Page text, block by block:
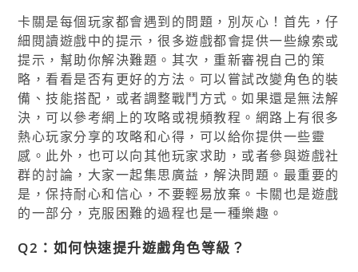
卡關是每個玩家都會遇到的問題，別灰心！首先，仔
細閱讀遊戲中的提示，很多遊戲都會提供一些線索或
提示，幫助你解決難題。其次，重新審視自己的策
略，看看是否有更好的方法。可以嘗試改變角色的裝
備、技能搭配，或者調整戰鬥方式。如果還是無法解
決，可以參考網上的攻略或視頻教程。網路上有很多
熱心玩家分享的攻略和心得，可以給你提供一些靈
感。此外，也可以向其他玩家求助，或者參與遊戲社
群的討論，大家一起集思廣益，解決問題。最重要的
是，保持耐心和信心，不要輕易放棄。卡關也是遊戲
的一部分，克服困難的過程也是一種樂趣。
Q2：如何快速提升遊戲角色等級？